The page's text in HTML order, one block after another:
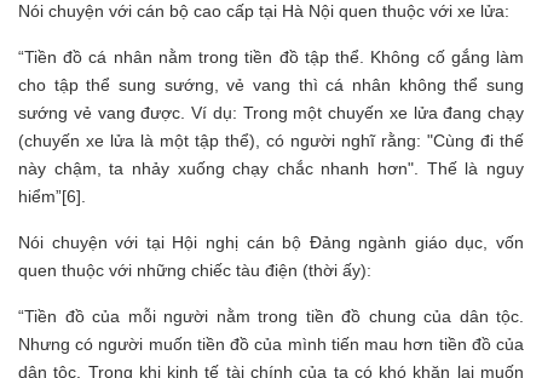
Nói chuyện với cán bộ cao cấp tại Hà Nội quen thuộc với xe lửa:
“Tiền đồ cá nhân nằm trong tiền đồ tập thể. Không cố gắng làm
cho tập thể sung sướng, vẻ vang thì cá nhân không thể sung
sướng vẻ vang được. Ví dụ: Trong một chuyến xe lửa đang chạy
(chuyến xe lửa là một tập thể), có người nghĩ rằng: "Cùng đi thế
này chậm, ta nhảy xuống chạy chắc nhanh hơn". Thế là nguy
hiểm”[6].
Nói chuyện với tại Hội nghị cán bộ Đảng ngành giáo dục, vốn
quen thuộc với những chiếc tàu điện (thời ấy):
“Tiền đồ của mỗi người nằm trong tiền đồ chung của dân tộc.
Nhưng có người muốn tiền đồ của mình tiến mau hơn tiền đồ của
dân tộc. Trong khi kinh tế tài chính của ta có khó khăn lại muốn